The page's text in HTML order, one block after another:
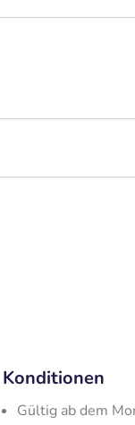
Konditionen
Gültig ab dem